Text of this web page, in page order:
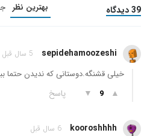
39 دیدگاه بهترین نظر
sepidehamoozeshi 5 سال قبل
خیلی قشنگه.دوستانی که ندیدن حتما
▲
9
▼ پاسخ
kooroshhhh 6 سال قبل